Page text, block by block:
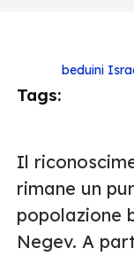
Tags:
beduini
Il
rimane un
popolazione
Negev. A